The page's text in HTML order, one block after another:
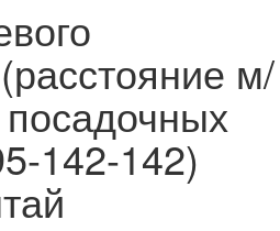
м/
142-142)